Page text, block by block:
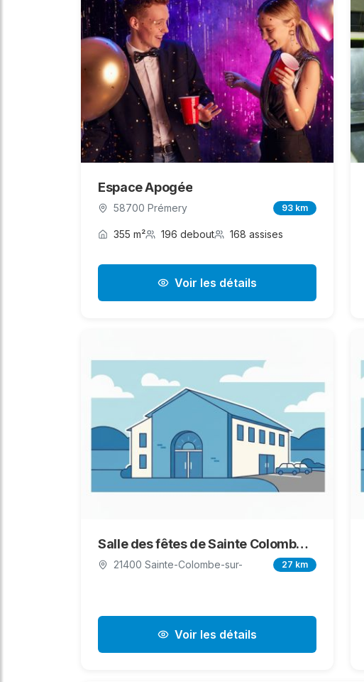
Espace Apogée
58700 Prémery 93 km
355 m² 196 debout 168 assises
Voir les détails
Salle des fêtes de Sainte Colombe sur Seine
21400 Sainte-Colombe-sur- 27 km
Voir les détails